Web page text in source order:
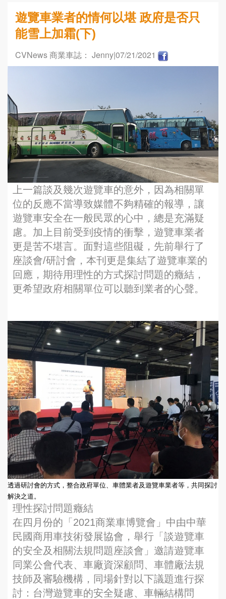
遊覽車業者的情何以堪 政府是否只
能雪上加霜(下)
CVNews 商業車誌： Jenny|07/21/2021
上一篇談及幾次遊覽車的意外，因為相關單
位的反應不當導致媒體不夠精確的報導，讓
遊覽車安全在一般民眾的心中，總是充滿疑
慮。加上目前受到疫情的衝擊，遊覽車業者
更是苦不堪言。面對這些阻礙，先前舉行了
座談會/研討會，本刊更是集結了遊覽車業的
回應，期待用理性的方式探討問題的癥結，
更希望政府相關單位可以聽到業者的心聲。
透過研討會的方式，整合政府單位、車體業者及遊覽車業者等，共同探討
解決之道。
理性探討問題癥結
在四月份的「2021商業車博覽會」中由中華
民國商用車技術發展協會，舉行「談遊覽車
的安全及相關法規問題座談會」邀請遊覽車
同業公會代表、車廠資深顧問、車體廠法規
技師及審驗機構，同場針對以下議題進行探
討：台灣遊覽車的安全疑慮、車輛結構問